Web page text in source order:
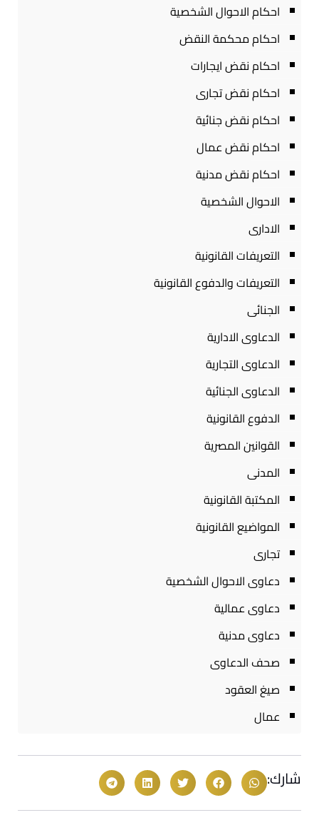
احكام الاحوال الشخصية
احكام محكمة النقض
احكام نقض ايجارات
احكام نقض تجارى
احكام نقض جنائية
احكام نقض عمال
احكام نقض مدنية
الاحوال الشخصية
الادارى
التعريفات القانونية
التعريفات والدفوع القانونية
الجنائى
الدعاوى الادارية
الدعاوى التجارية
الدعاوى الجنائية
الدفوع القانونية
القوانين المصرية
المدنى
المكتبة القانونية
المواضيع القانونية
تجارى
دعاوى الاحوال الشخصية
دعاوى عمالية
دعاوى مدنية
صحف الدعاوى
صيغ العقود
عمال
شارك: